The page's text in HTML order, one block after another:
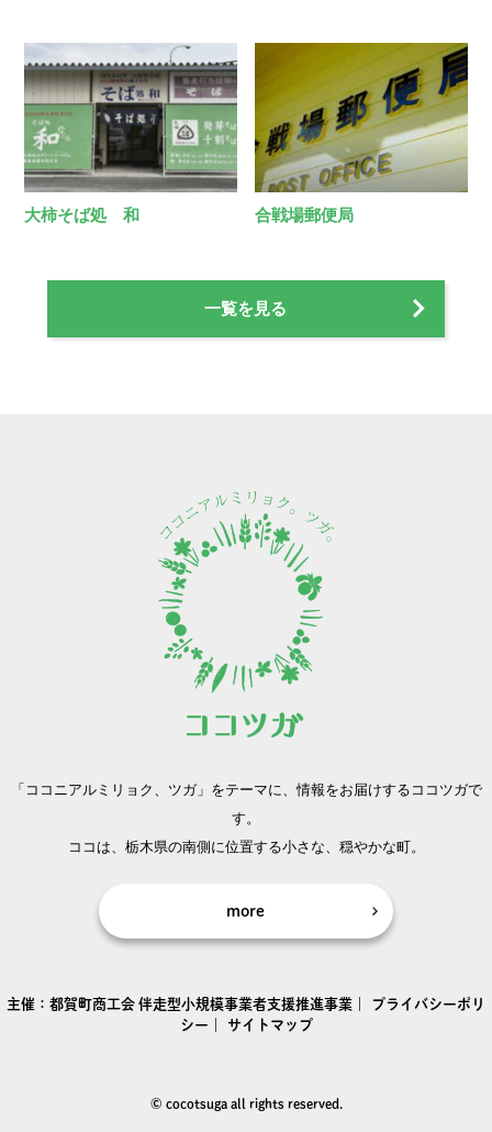
大柿そば処 和 合戦場郵便局
一覧を見る
「ココニアルミリョク、ツガ」をテーマに、情報をお届けするココツガで
す。
ココは、栃木県の南側に位置する小さな、穏やかな町。
more
主催： 都賀町商工会 伴走型小規模事業者支援推進事業｜
プライバシーポリ
シー
サイトマップ
© cocotsuga all rights reserved.